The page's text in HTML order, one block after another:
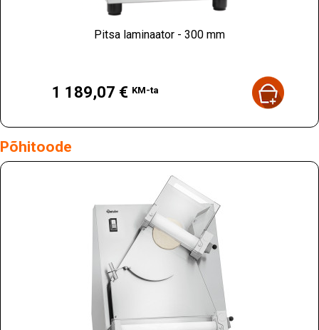
Pitsa laminaator - 300 mm
1 189,07 € KM-ta
Põhitoode